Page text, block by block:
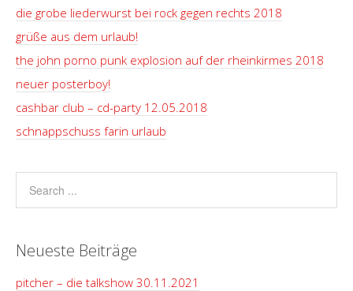
die grobe liederwurst bei rock gegen rechts 2018
grüße aus dem urlaub!
the john porno punk explosion auf der rheinkirmes 2018
neuer posterboy!
cashbar club – cd-party 12.05.2018
schnappschuss farin urlaub
Neueste Beiträge
pitcher – die talkshow 30.11.2021